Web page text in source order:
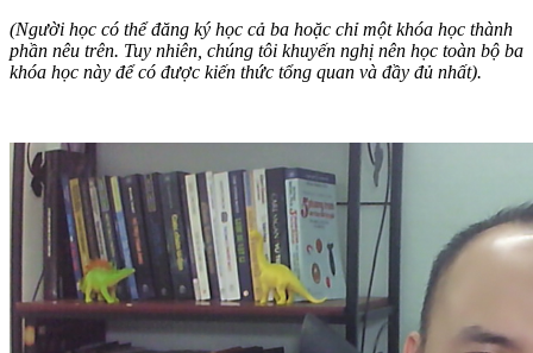
(Người học có thể đăng ký học cả ba hoặc chỉ một khóa học thành
phần nêu trên. Tuy nhiên, chúng tôi khuyến nghị nên học toàn bộ ba
khóa học này để có được kiến thức tổng quan và đầy đủ nhất).